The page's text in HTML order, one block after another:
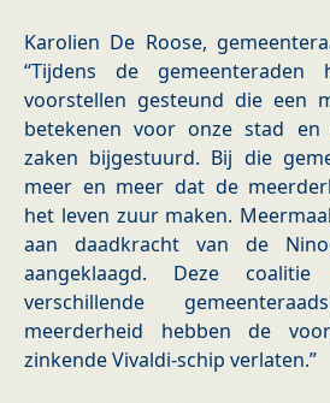
Karolien De Roose,
“Tijdens de
voorstellen gesteund die een
betekenen voor onze stad
zaken bijgestuurd. Bij die
meer en meer dat de
het leven zuur maken.
aan daadkracht van de
aangeklaagd. Deze
verschillende
meerderheid hebben de
zinkende Vivaldi-schip verlaten.”